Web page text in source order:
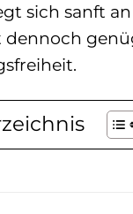
sich sanft
dennoch